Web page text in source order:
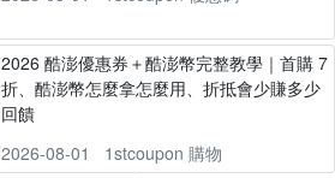
2026 酷澎優惠券＋酷澎幣完整教學｜首購 7
折、酷澎幣怎麼拿怎麼用、折抵會少賺多少
回饋
2026-08-01
1stcoupon 購物